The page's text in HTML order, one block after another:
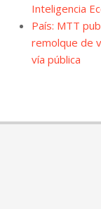
Inteligencia
País: MTT
remolque de
vía pública